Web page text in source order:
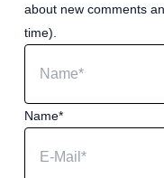
about new comments
time).
Name*